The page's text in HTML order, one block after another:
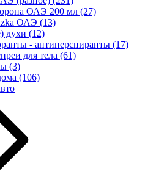
ОАЭ 200 мл (27)
ОАЭ (13)
духи (12)
- антиперспиранты (17)
для тела (61)
(3)
(106)